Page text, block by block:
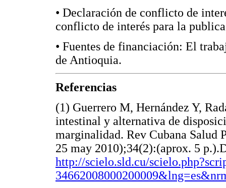
• Declaración de conflicto de
conflicto de interés para la
• Fuentes de financiación: El
de Antioquia.
Referencias
(1) Guerrero M, Hernández Y,
intestinal y alternativa de
marginalidad. Rev Cubana Salud
25 may 2010);34(2):(aprox. 5
http://scielo.sld.cu/